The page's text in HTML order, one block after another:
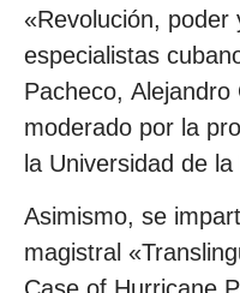
«Revolución,
especialistas
Pacheco,
moderado por la
la Universidad de
Asimismo, se
magistral